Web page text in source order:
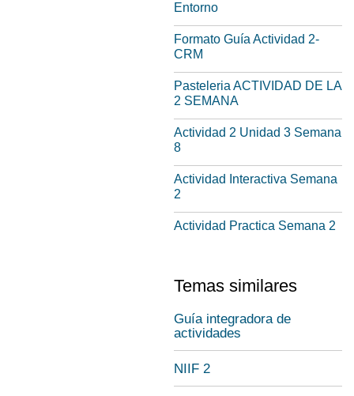
Entorno
Formato Guía Actividad 2-
CRM
Pasteleria ACTIVIDAD DE LA
2 SEMANA
Actividad 2 Unidad 3 Semana
8
Actividad Interactiva Semana
2
Actividad Practica Semana 2
Temas similares
Guía integradora de
actividades
NIIF 2